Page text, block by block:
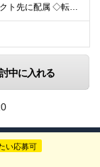
◇自宅を含む都内のプロジェクト先に配属 ◇転勤なし！プロジェクトは都内が95％以上が23区内 ◇フルリモート案件あり ■水道橋オフィス／東京都千代田区神田三崎町3-5-9 天翔オフィス水道橋7F └
中に入れる
い応募可